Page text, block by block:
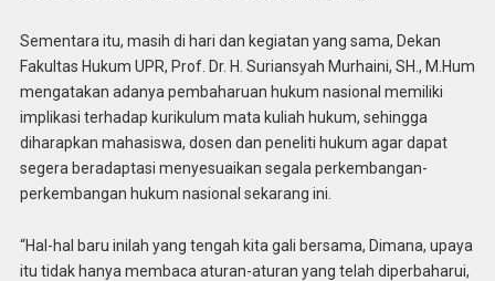
Sementara itu, masih di hari dan kegiatan yang sama, Dekan
Fakultas Hukum UPR, Prof. Dr. H. Suriansyah Murhaini, SH., M.Hum
mengatakan adanya pembaharuan hukum nasional memiliki
implikasi terhadap kurikulum mata kuliah hukum, sehingga
diharapkan mahasiswa, dosen dan peneliti hukum agar dapat
segera beradaptasi menyesuaikan segala perkembangan-
perkembangan hukum nasional sekarang ini.
“Hal-hal baru inilah yang tengah kita gali bersama, Dimana, upaya
itu tidak hanya membaca aturan-aturan yang telah diperbaharui,